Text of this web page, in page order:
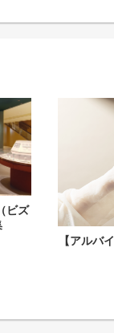
ビズ
【アルバ